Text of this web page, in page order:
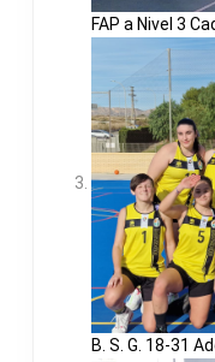
FAP a Nivel 3
B. S. G. 18-31